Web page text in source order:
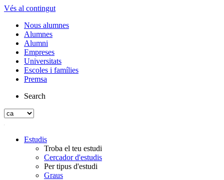
Vés al contingut
Nous alumnes
Alumnes
Alumni
Empreses
Universitats
Escoles i famílies
Premsa
Search
Estudis
Troba el teu estudi
Cercador d'estudis
Per tipus d'estudi
Graus